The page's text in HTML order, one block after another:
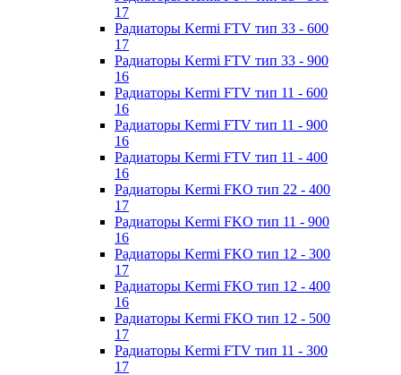
17
Радиаторы Kermi FTV тип 33 - 600
17
Радиаторы Kermi FTV тип 33 - 900
16
Радиаторы Kermi FTV тип 11 - 600
16
Радиаторы Kermi FTV тип 11 - 900
16
Радиаторы Kermi FTV тип 11 - 400
16
Радиаторы Kermi FKO тип 22 - 400
17
Радиаторы Kermi FKO тип 11 - 900
16
Радиаторы Kermi FKO тип 12 - 300
17
Радиаторы Kermi FKO тип 12 - 400
16
Радиаторы Kermi FKO тип 12 - 500
17
Радиаторы Kermi FTV тип 11 - 300
17